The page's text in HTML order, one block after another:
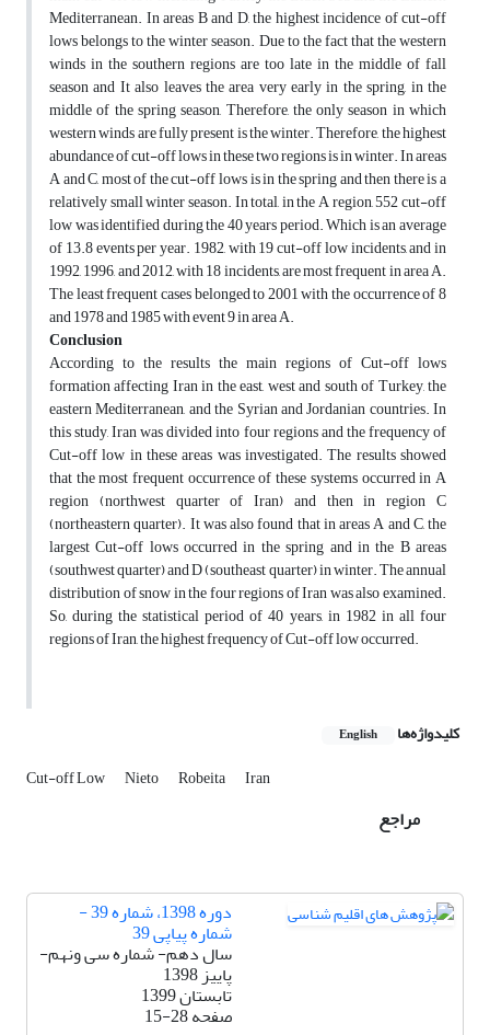
Mediterranean. In areas B and D, the highest incidence of cut-off
lows belongs to the winter season. Due to the fact that the western
winds in the southern regions are too late in the middle of fall
season and It also leaves the area very early in the spring, in the
middle of the spring season, Therefore, the only season in which
western winds are fully present is the winter. Therefore, the highest
abundance of cut-off lows in these two regions is in winter. In areas
A and C, most of the cut-off lows is in the spring and then there is a
relatively small winter season. In total, in the A region, 552 cut-off
low was identified during the 40 years period. Which is an average
of 13.8 events per year. 1982, with 19 cut-off low incidents, and in
1992, 1996, and 2012, with 18 incidents, are most frequent in area A.
The least frequent cases belonged to 2001 with the occurrence of 8
and 1978 and 1985 with event 9 in area A.
Conclusion
According to the results the main regions of Cut-off lows
formation affecting Iran in the east, west and south of Turkey, the
eastern Mediterranean, and the Syrian and Jordanian countries. In
this study, Iran was divided into four regions and the frequency of
Cut-off low in these areas was investigated. The results showed
that the most frequent occurrence of these systems occurred in A
region (northwest quarter of Iran) and then in region C
(northeastern quarter). It was also found that in areas A and C, the
largest Cut-off lows occurred in the spring and in the B areas
(southwest quarter) and D (southeast quarter) in winter. The annual
distribution of snow in the four regions of Iran was also examined.
So, during the statistical period of 40 years, in 1982 in all four
regions of Iran, the highest frequency of Cut-off low occurred.
کلیدواژه‌ها English
Cut-off Low Nieto Robeita Iran
مراجع
دوره 1398، شماره 39 -
شماره پیاپی 39
سال دهم- شماره سی ونهم-
پاییز 1398
تابستان 1399
صفحه15-28